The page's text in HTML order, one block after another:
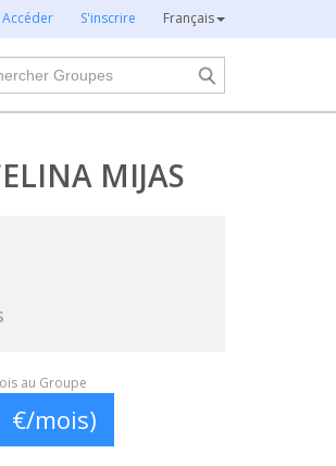
Accéder S'inscrire Français
MIJAS
au Groupe
€/mois)